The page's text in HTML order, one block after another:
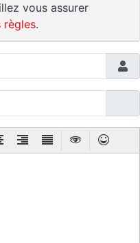
vous assurer
règles.